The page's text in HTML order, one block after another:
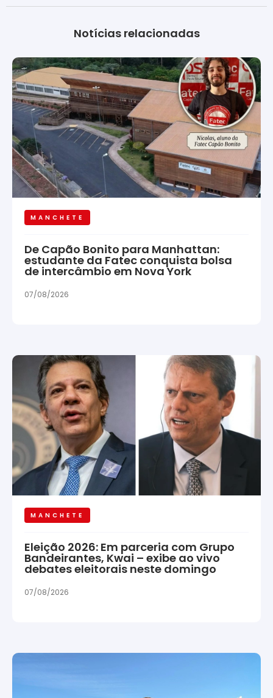
Notícias relacionadas
MANCHETE
De Capão Bonito para Manhattan:
estudante da Fatec conquista bolsa
de intercâmbio em Nova York
07/08/2026
MANCHETE
Eleição 2026: Em parceria com Grupo
Bandeirantes, Kwai – exibe ao vivo
debates eleitorais neste domingo
07/08/2026